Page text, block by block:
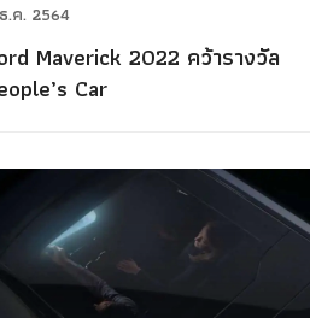
.ค. 2564
Maverick 2022 คว้ารางวัล
Car